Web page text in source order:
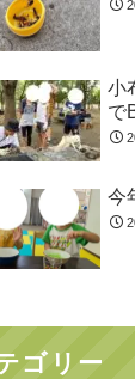
小
で
今
ゴリー